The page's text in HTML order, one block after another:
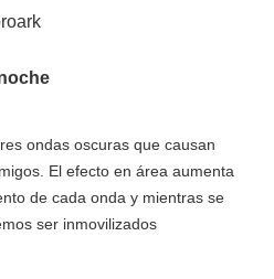
ondas oscuras que causan
El efecto en área aumenta
de cada onda y mientras se
ser inmovilizados